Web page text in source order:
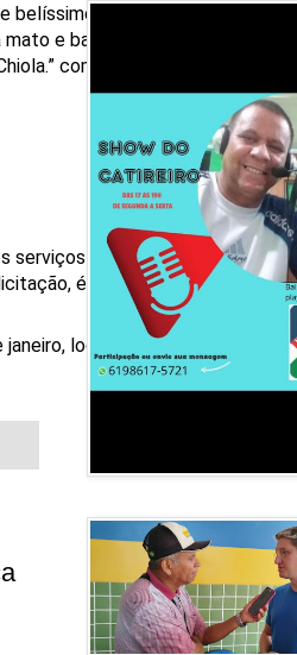
campo com essa área
e barro, e hoje com essas
completou.
serviços eram de 80 dias, com 40
é a SGD Engenharia LTDA.
localizado no bairro Jardim